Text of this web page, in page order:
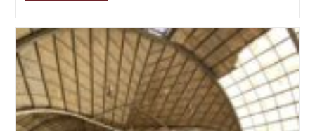
Más
Siempre
Es
Mejor
|
El
Plan
(8ª
Parte)